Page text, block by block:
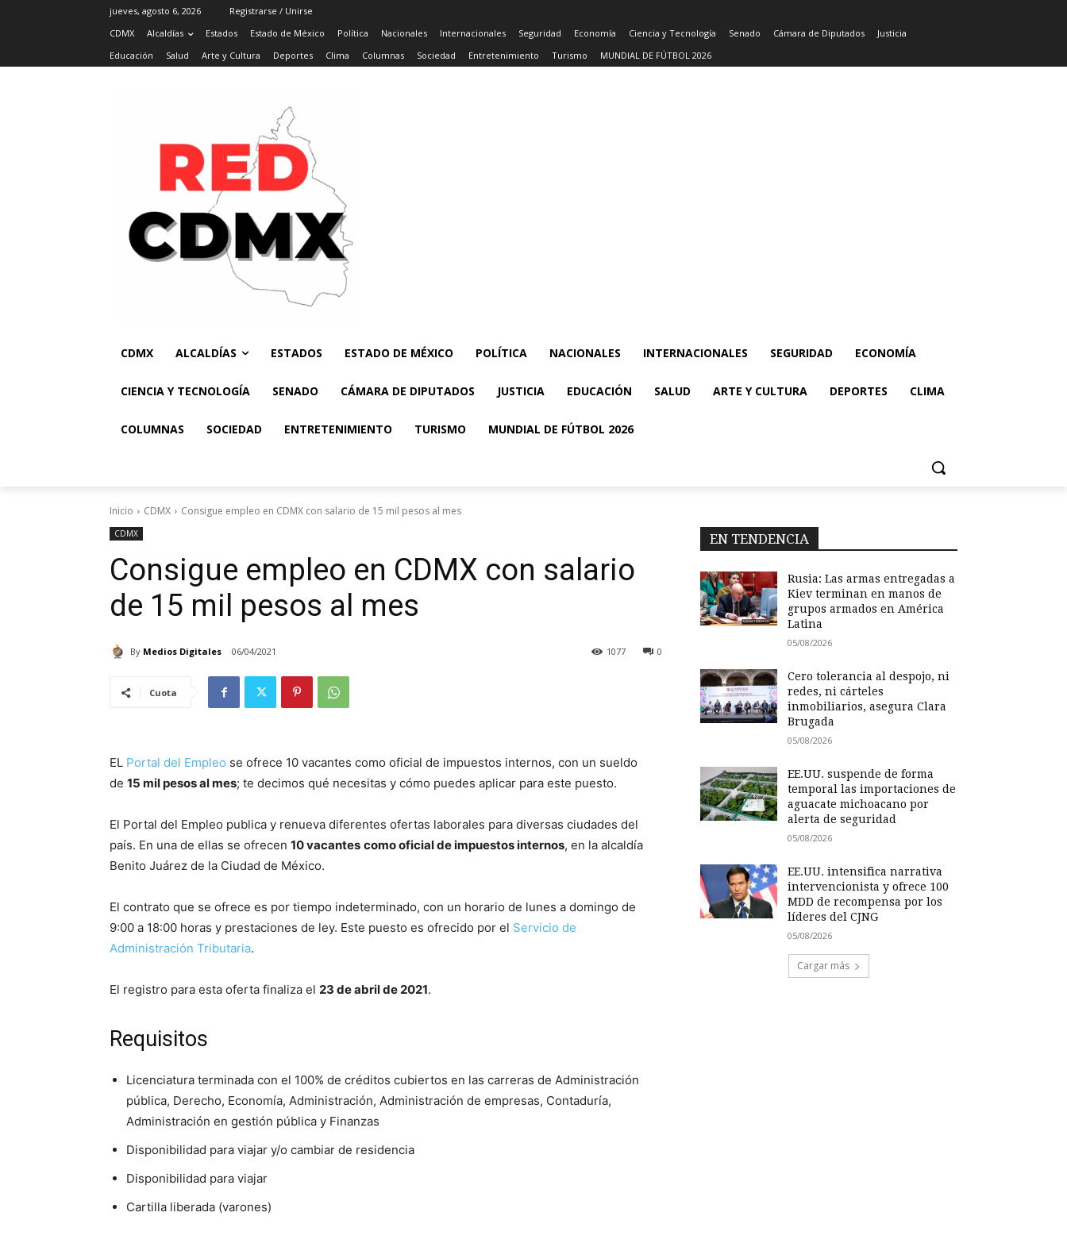
jueves, agosto 6, 2026
Registrarse / Unirse
CDMX
Alcaldías Estados Estado de México Política Nacionales Internacionales Seguridad Economía Ciencia y Tecnología Senado Cámara de Diputados
Justicia
Educación
Salud Arte y Cultura Deportes Clima Columnas Sociedad Entretenimiento Turismo MUNDIAL DE FÚTBOL 2026
CDMX ALCALDÍAS ESTADOS ESTADO DE MÉXICO POLÍTICA NACIONALES INTERNACIONALES SEGURIDAD ECONOMÍA
CIENCIA Y TECNOLOGÍA SENADO CÁMARA DE DIPUTADOS JUSTICIA EDUCACIÓN SALUD ARTE Y CULTURA DEPORTES CLIMA
COLUMNAS SOCIEDAD ENTRETENIMIENTO TURISMO MUNDIAL DE FÚTBOL 2026
Inicio CDMX Consigue empleo en CDMX con salario de 15 mil pesos al mes
CDMX
Consigue empleo en CDMX con salario
de 15 mil pesos al mes
By Medios Digitales 06/04/2021 0
1077
Cuota
EL Portal del Empleo se ofrece 10 vacantes como oficial de impuestos internos, con un sueldo
de 15 mil pesos al mes; te decimos qué necesitas y cómo puedes aplicar para este puesto.
El Portal del Empleo publica y renueva diferentes ofertas laborales para diversas ciudades del
país. En una de ellas se ofrecen 10 vacantes como oficial de impuestos internos, en la alcaldía
Benito Juárez de la Ciudad de México.
El contrato que se ofrece es por tiempo indeterminado, con un horario de lunes a domingo de
9:00 a 18:00 horas y prestaciones de ley. Este puesto es ofrecido por el Servicio de
Administración Tributaria.
El registro para esta oferta finaliza el 23 de abril de 2021.
Requisitos
Licenciatura terminada con el 100% de créditos cubiertos en las carreras de Administración
pública, Derecho, Economía, Administración, Administración de empresas, Contaduría,
Administración en gestión pública y Finanzas
Disponibilidad para viajar y/o cambiar de residencia
Disponibilidad para viajar
Cartilla liberada (varones)
EN TENDENCIA
Rusia: Las armas entregadas a
Kiev terminan en manos de
grupos armados en América
Latina
05/08/2026
Cero tolerancia al despojo, ni
redes, ni cárteles
inmobiliarios, asegura Clara
Brugada
05/08/2026
EE.UU. suspende de forma
temporal las importaciones de
aguacate michoacano por
alerta de seguridad
05/08/2026
EE.UU. intensifica narrativa
intervencionista y ofrece 100
MDD de recompensa por los
líderes del CJNG
05/08/2026
Cargar más